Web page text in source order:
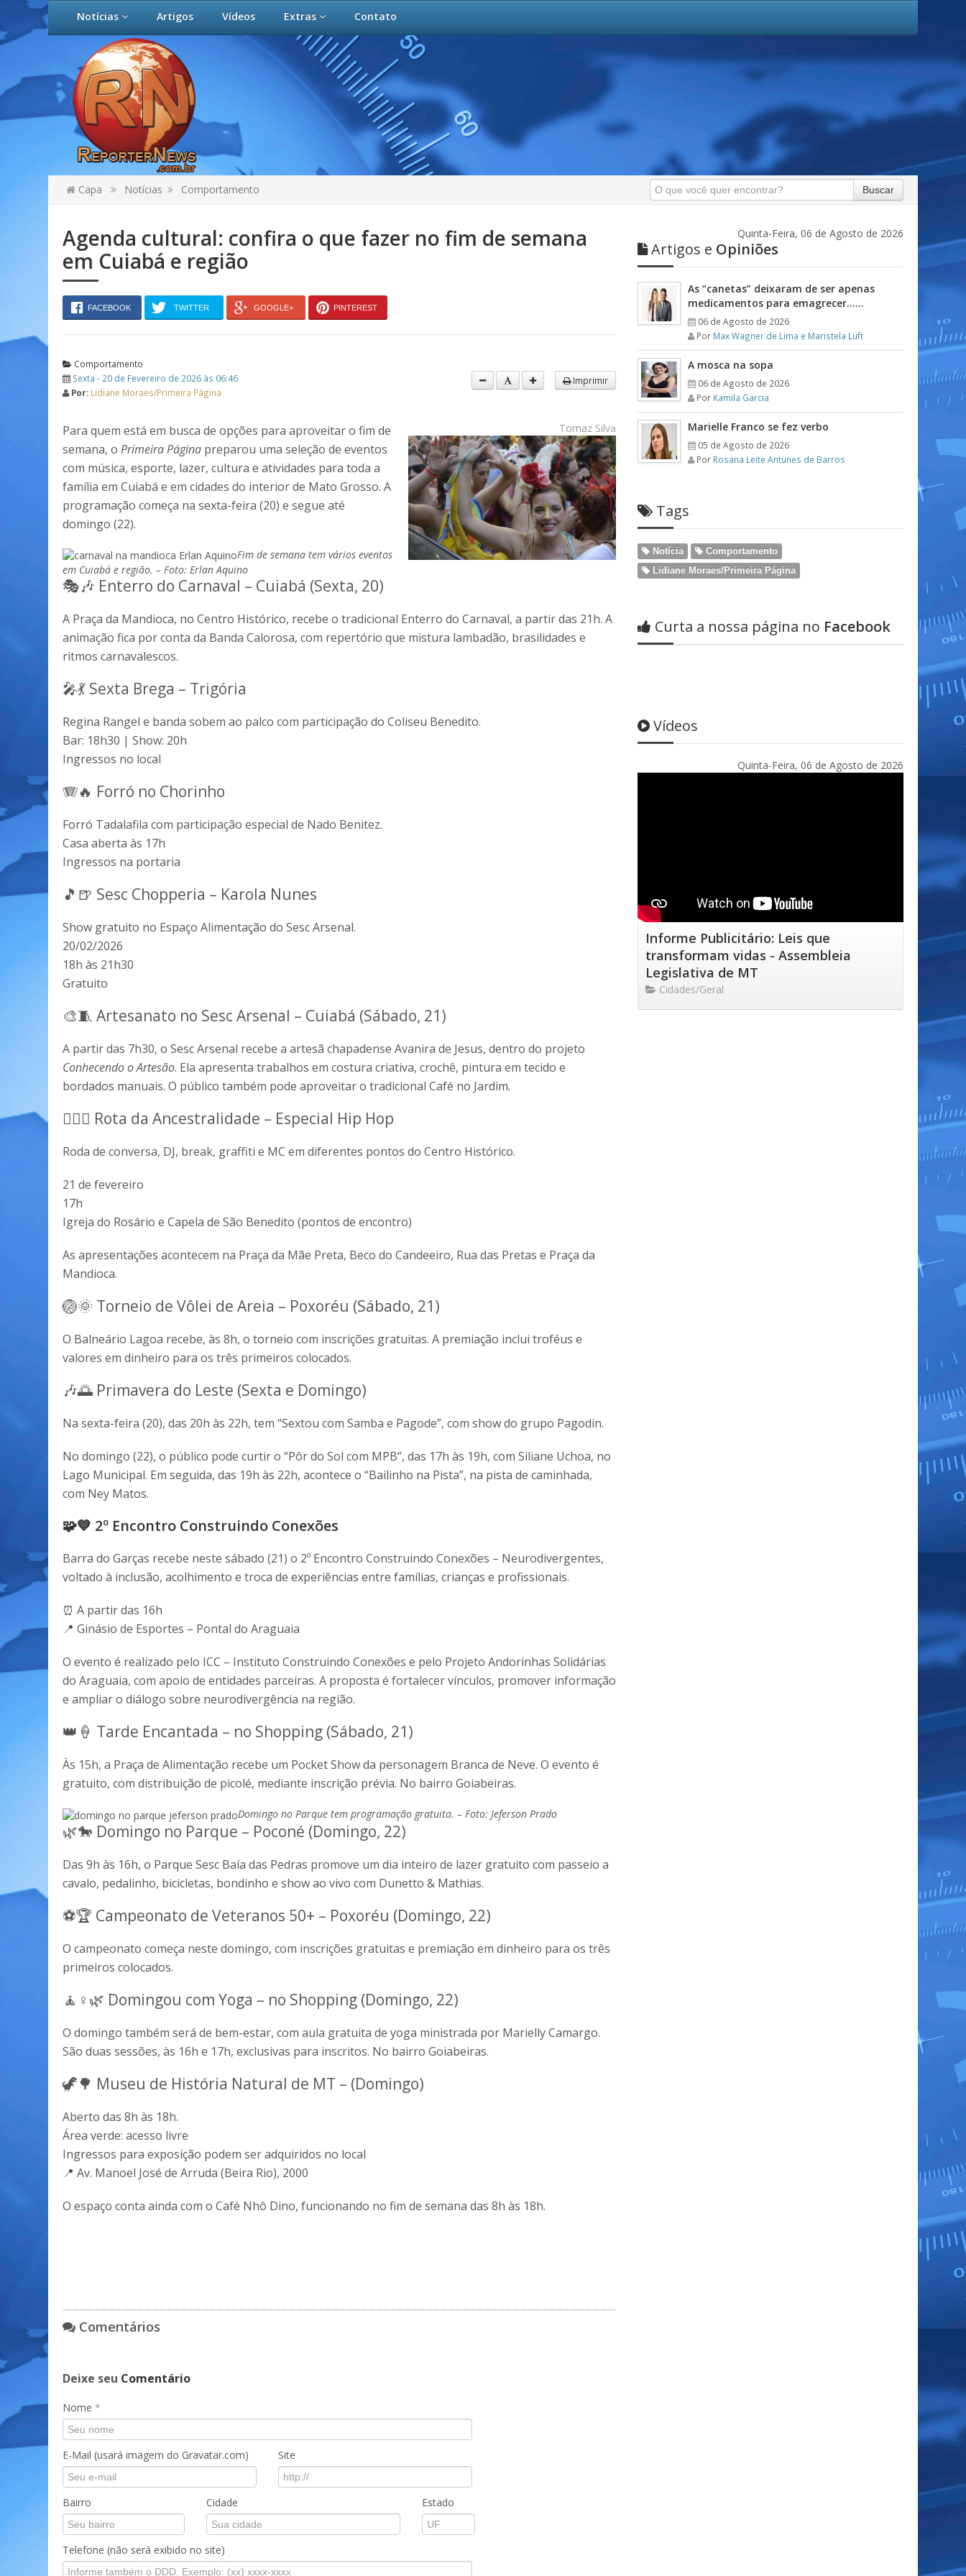
Notícias Artigos Vídeos Extras Contato
Capa Notícias Comportamento Buscar
Agenda cultural: confira o que fazer no fim de semana
em Cuiabá e região
FACEBOOK TWITTER GOOGLE+ PINTEREST
Comportamento
Sexta - 20 de Fevereiro de 2026 às 06:46
Por: Lidiane Moraes/Primeira Página
Imprimir
Tomaz Silva
Para quem está em busca de opções para aproveitar o fim de
semana, o Primeira Página preparou uma seleção de eventos
com música, esporte, lazer, cultura e atividades para toda a
família em Cuiabá e em cidades do interior de Mato Grosso. A
programação começa na sexta-feira (20) e segue até
domingo (22).
Fim de semana tem vários eventos
em Cuiabá e região. – Foto: Erlan Aquino
🎭🎶 Enterro do Carnaval – Cuiabá (Sexta, 20)
A Praça da Mandioca, no Centro Histórico, recebe o tradicional Enterro do Carnaval, a partir das 21h. A
animação fica por conta da Banda Calorosa, com repertório que mistura lambadão, brasilidades e
ritmos carnavalescos.
🎤💃 Sexta Brega – Trigória
Regina Rangel e banda sobem ao palco com participação do Coliseu Benedito.
Bar: 18h30 | Show: 20h
Ingressos no local
🪗🔥 Forró no Chorinho
Forró Tadalafila com participação especial de Nado Benitez.
Casa aberta às 17h
Ingressos na portaria
🎵🍺 Sesc Chopperia – Karola Nunes
Show gratuito no Espaço Alimentação do Sesc Arsenal.
20/02/2026
18h às 21h30
Gratuito
🎨🧵 Artesanato no Sesc Arsenal – Cuiabá (Sábado, 21)
A partir das 7h30, o Sesc Arsenal recebe a artesã chapadense Avanira de Jesus, dentro do projeto
Conhecendo o Artesão. Ela apresenta trabalhos em costura criativa, crochê, pintura em tecido e
bordados manuais. O público também pode aproveitar o tradicional Café no Jardim.
✊🏾🎤 Rota da Ancestralidade – Especial Hip Hop
Roda de conversa, DJ, break, graffiti e MC em diferentes pontos do Centro Histórico.
21 de fevereiro
17h
Igreja do Rosário e Capela de São Benedito (pontos de encontro)
As apresentações acontecem na Praça da Mãe Preta, Beco do Candeeiro, Rua das Pretas e Praça da
Mandioca.
🏐🌞 Torneio de Vôlei de Areia – Poxoréu (Sábado, 21)
O Balneário Lagoa recebe, às 8h, o torneio com inscrições gratuitas. A premiação inclui troféus e
valores em dinheiro para os três primeiros colocados.
🎶🌅 Primavera do Leste (Sexta e Domingo)
Na sexta-feira (20), das 20h às 22h, tem “Sextou com Samba e Pagode”, com show do grupo Pagodin.
No domingo (22), o público pode curtir o “Pôr do Sol com MPB”, das 17h às 19h, com Siliane Uchoa, no
Lago Municipal. Em seguida, das 19h às 22h, acontece o “Bailinho na Pista”, na pista de caminhada,
com Ney Matos.
🧩💙 2º Encontro Construindo Conexões
Barra do Garças recebe neste sábado (21) o 2º Encontro Construindo Conexões – Neurodivergentes,
voltado à inclusão, acolhimento e troca de experiências entre famílias, crianças e profissionais.
⏰ A partir das 16h
📍 Ginásio de Esportes – Pontal do Araguaia
O evento é realizado pelo ICC – Instituto Construindo Conexões e pelo Projeto Andorinhas Solidárias
do Araguaia, com apoio de entidades parceiras. A proposta é fortalecer vínculos, promover informação
e ampliar o diálogo sobre neurodivergência na região.
👑🍦 Tarde Encantada – no Shopping (Sábado, 21)
Às 15h, a Praça de Alimentação recebe um Pocket Show da personagem Branca de Neve. O evento é
gratuito, com distribuição de picolé, mediante inscrição prévia. No bairro Goiabeiras.
Domingo no Parque tem programação gratuita. – Foto: Jeferson Prado
🌿🐎 Domingo no Parque – Poconé (Domingo, 22)
Das 9h às 16h, o Parque Sesc Baía das Pedras promove um dia inteiro de lazer gratuito com passeio a
cavalo, pedalinho, bicicletas, bondinho e show ao vivo com Dunetto & Mathias.
⚽🏆 Campeonato de Veteranos 50+ – Poxoréu (Domingo, 22)
O campeonato começa neste domingo, com inscrições gratuitas e premiação em dinheiro para os três
primeiros colocados.
🧘♀️🌿 Domingou com Yoga – no Shopping (Domingo, 22)
O domingo também será de bem-estar, com aula gratuita de yoga ministrada por Marielly Camargo.
São duas sessões, às 16h e 17h, exclusivas para inscritos. No bairro Goiabeiras.
🦖🌳 Museu de História Natural de MT – (Domingo)
Aberto das 8h às 18h.
Área verde: acesso livre
Ingressos para exposição podem ser adquiridos no local
📍 Av. Manoel José de Arruda (Beira Rio), 2000
O espaço conta ainda com o Café Nhô Dino, funcionando no fim de semana das 8h às 18h.
Comentários
Deixe seu Comentário
Nome *
E-Mail (usará imagem do Gravatar.com) Site
Bairro Cidade Estado
Telefone (não será exibido no site)
Quinta-Feira, 06 de Agosto de 2026
Artigos e Opiniões
As “canetas” deixaram de ser apenas
medicamentos para emagrecer……
06 de Agosto de 2026
Por Max Wagner de Lima e Maristela Luft
A mosca na sopa
06 de Agosto de 2026
Por Kamila Garcia
Marielle Franco se fez verbo
05 de Agosto de 2026
Por Rosana Leite Antunes de Barros
Tags
Notícia
Comportamento
Lidiane Moraes/Primeira Página
Curta a nossa página no Facebook
Vídeos
Quinta-Feira, 06 de Agosto de 2026
Informe Publicitário: Leis que
transformam vidas - Assembleia
Legislativa de MT
Cidades/Geral